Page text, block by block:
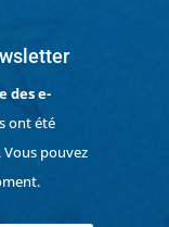
des e-
ont été
pouvez